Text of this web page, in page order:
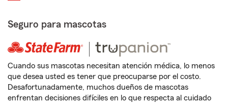
Seguro para mascotas
Cuando sus mascotas necesitan atención médica, lo menos
que desea usted es tener que preocuparse por el costo.
Desafortunadamente, muchos dueños de mascotas
enfrentan decisiones difíciles en lo que respecta al cuidado